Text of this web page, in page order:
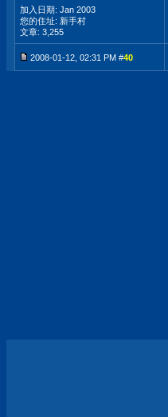
加入日期: Jan 2003
您的住址: 新手村
文章: 3,255
2008-01-12, 02:31 PM #40